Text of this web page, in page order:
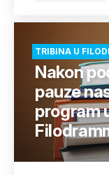
TRIBINA U
Nakon
pauze
program